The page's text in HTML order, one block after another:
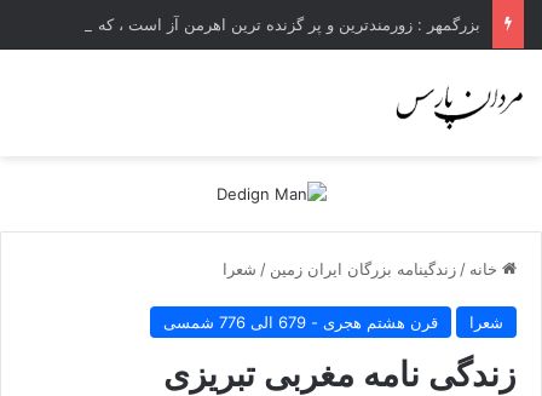
خانه / زندگینامه بزرگان ایران زمین / شعرا
شعرا قرن هشتم هجری - 679 الی 776 شمسی
زندگی نامه مغربی تبریزی